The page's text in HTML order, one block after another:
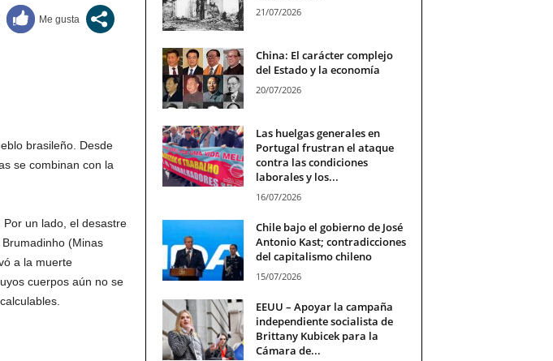
brasileño. Desde
se combinan con la
un lado, el desastre
(Minas
a la muerte
cuerpos aún no se
21/07/2026
China: El carácter complejo
del Estado y la economía
20/07/2026
Las huelgas generales en
Portugal frustran el ataque
contra las condiciones
laborales y los...
16/07/2026
Chile bajo el gobierno de José
Antonio Kast; contradicciones
del capitalismo chileno
15/07/2026
EEUU – Apoyar la campaña
independiente socialista de
Brittany Kubicek para la
Cámara de...